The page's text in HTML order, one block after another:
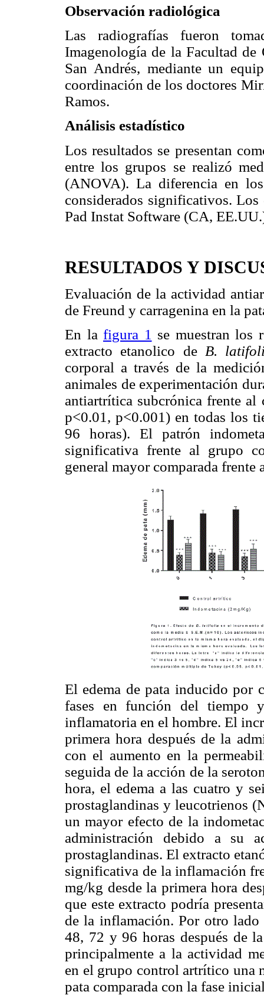
Observación radiológica
Las radiografías fueron
Imagenología de la Facultad
San Andrés, mediante un
coordinación de los doctores
Ramos.
Análisis estadístico
Los resultados se presentan
entre los grupos se realizó
(ANOVA). La diferencia en
considerados significativos.
Pad Instat Software (CA,
RESULTADOS Y
Evaluación de la actividad
de Freund y carragenina en la
En la figura 1 se muestran los
extracto etanolico de B.
corporal a través de la
animales de experimentación
antiartrítica subcrónica frente
p<0.01, p<0.001) en todas los
96 horas). El patrón
significativa frente al grupo
general mayor comparada frente
El edema de pata inducido por
fases en función del tiempo
inflamatoria en el hombre. El
primera hora después de la
con el aumento en la
seguida de la acción de la
hora, el edema a las cuatro y
prostaglandinas y leucotrienos
un mayor efecto de la
administración debido a su
prostaglandinas. El extracto
significativa de la inflamación
mg/kg desde la primera hora
que este extracto podría
de la inflamación. Por otro lado
48, 72 y 96 horas después de
principalmente a la actividad
en el grupo control artrítico una
pata comparada con la fase